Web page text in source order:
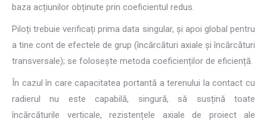
baza acțiunilor obținute prin coeficientul redus.
Piloți trebuie verificați prima data singular, și apoi global pentru
a tine cont de efectele de grup (încărcături axiale și încărcături
transversale); se folosește metoda coeficienților de eficiență.
În cazul în care capacitatea portantă a terenului la contact cu
radierul nu este capabilă, singură, să susțină toate
încărcăturile verticale, rezistențele axiale de proiect ale